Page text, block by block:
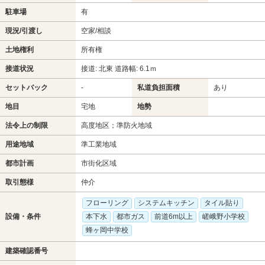
駐車場 有
現況/引渡し 空家/相談
土地権利 所有権
接道状況 接道: 北東 道路幅: 6.1ｍ
セットバック - 私道負担面積 あり
地目 宅地 地勢
法令上の制限 高度地区；準防火地域
用途地域 準工業地域
都市計画 市街化区域
取引態様 仲介
設備・条件
フローリング システムキッチン
タイル貼り
本下水
都市ガス 前道6m以上
嵯峨野小学校
蜂ヶ岡中学校
建築確認番号